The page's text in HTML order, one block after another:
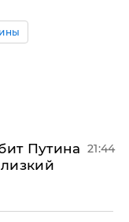
Путина 21:44